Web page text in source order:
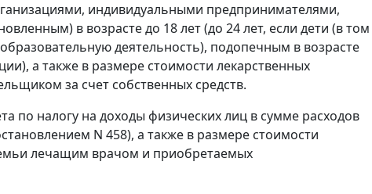
индивидуальными предпринимателями,
в возрасте до 18 лет (до 24 лет, если дети (в том
деятельность), подопечным в возрасте
а также в размере стоимости лекарственных
за счет собственных средств.
по налогу на доходы физических лиц в сумме расходов
N 458), а также в размере стоимости
лечащим врачом и приобретаемых